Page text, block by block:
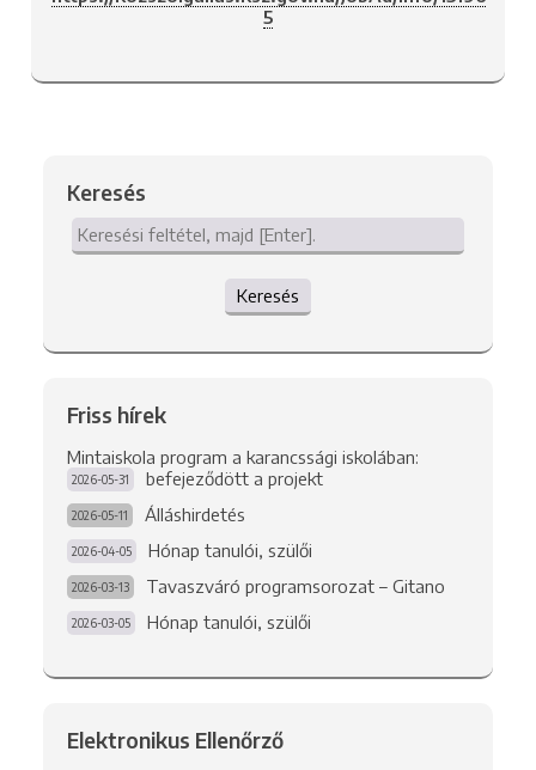
5
Keresés
Keresés
Friss hírek
Mintaiskola program a karancssági iskolában:
befejeződött a projekt
2026-05-31
Álláshirdetés
2026-05-11
Hónap tanulói, szülői
2026-04-05
Tavaszváró programsorozat – Gitano
2026-03-13
Hónap tanulói, szülői
2026-03-05
Elektronikus Ellenőrző